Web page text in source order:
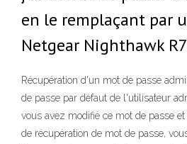
en le remplaçant par
Netgear Nighthawk
Récupération d'un mot de passe
de passe par défaut de l'utilisateur
vous avez modifié ce mot de passe
de récupération de mot de passe,